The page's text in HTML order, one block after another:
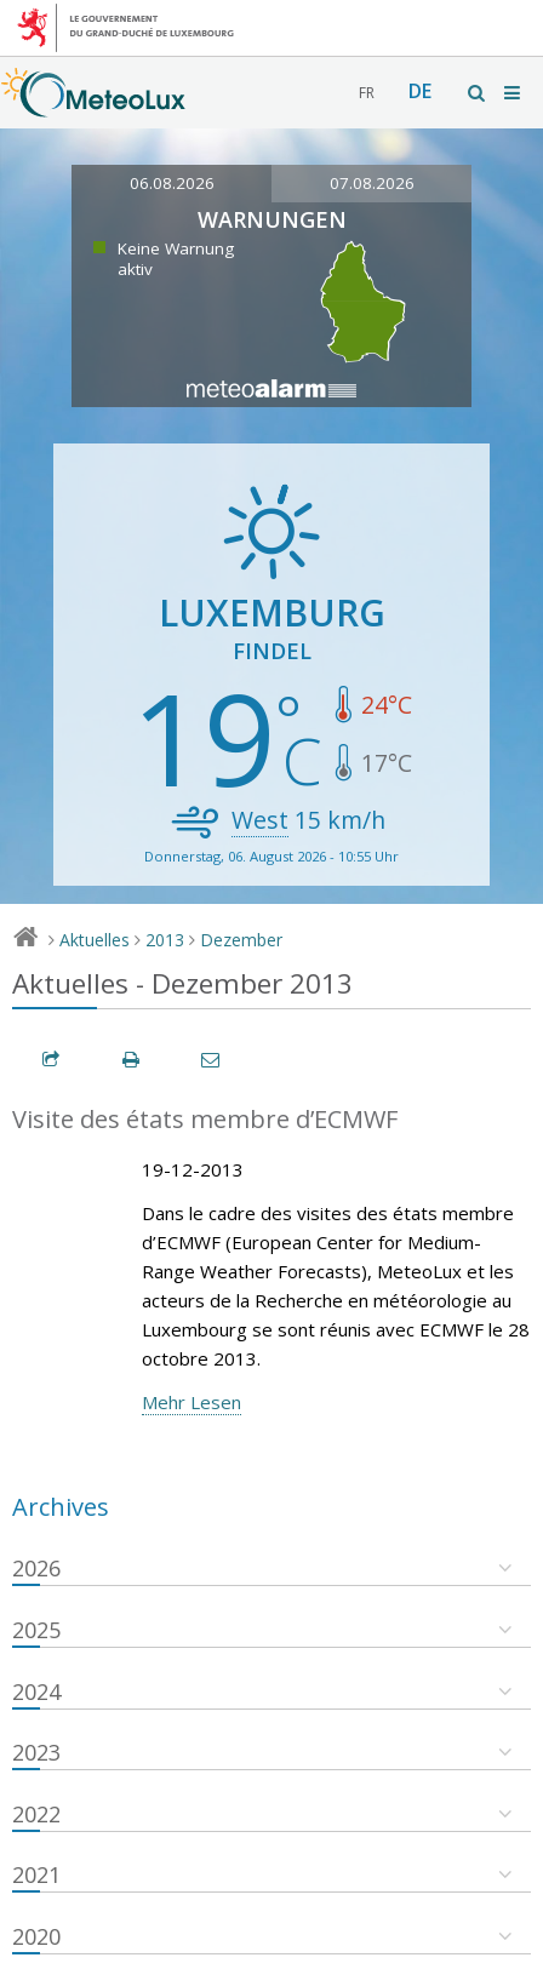
FR DE
06.08.2026 07.08.2026
WARNUNGEN
Keine Warnung
aktiv
LUXEMBURG
FINDEL
19 24°C
17°C
West 15 km/h
Donnerstag, 06. August 2026 - 10:55 Uhr
> Aktuelles > 2013 > Dezember
Aktuelles - Dezember 2013
Visite des états membre d’ECMWF
19-12-2013
Dans le cadre des visites des états membre
d’ECMWF (European Center for Medium-
Range Weather Forecasts), MeteoLux et les
acteurs de la Recherche en météorologie au
Luxembourg se sont réunis avec ECMWF le 28
octobre 2013.
Mehr Lesen
Archives
2026
2025
2024
2023
2022
2021
2020